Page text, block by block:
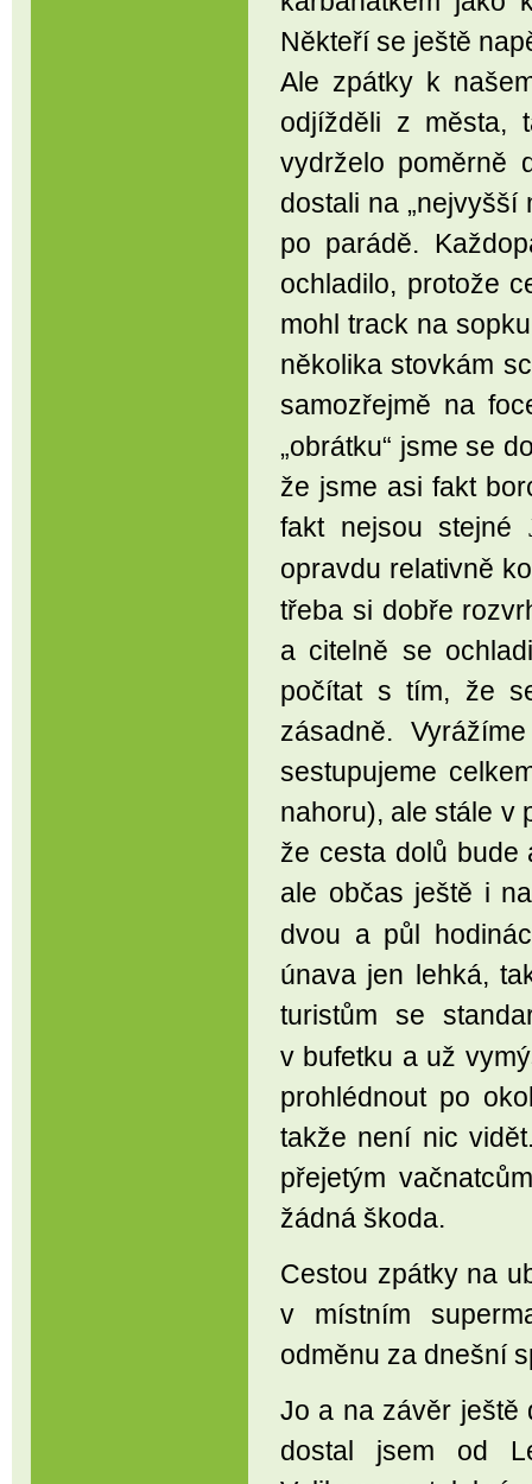
Někteří se ještě
Ale zpátky k
odjížděli z města,
vydrželo poměrně
dostali na „nejvyšší
po parádě.
ochladilo, protože
mohl track na
několika stovkám
samozřejmě na
„obrátku“ jsme se
že jsme asi fakt
fakt nejsou stejné
opravdu relativně
třeba si dobře
a citelně se
počítat s tím, že
zásadně.
sestupujeme
nahoru), ale stále v
že cesta dolů bude
ale občas ještě i
dvou a půl
únava jen lehká,
turistům se
v bufetku a už
prohlédnout po
takže není nic
přejetým
žádná škoda.
Cestou zpátky na
v místním
odměnu za dnešní
Jo a na závěr ještě
dostal jsem od